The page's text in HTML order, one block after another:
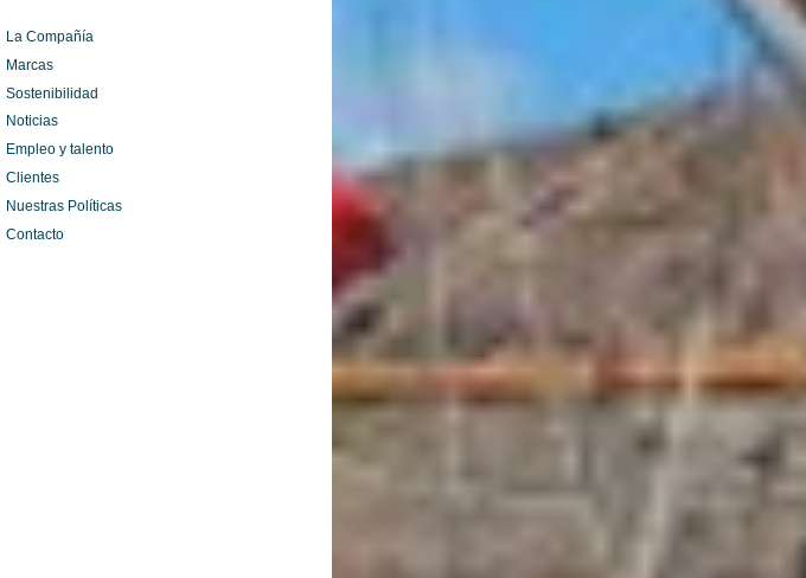
La Compañía
Marcas
Sostenibilidad
Noticias
Empleo y talento
Clientes
Nuestras Políticas
Contacto